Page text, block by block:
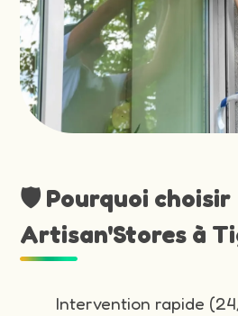
🛡️ Pourquoi choisir
Artisan'Stores à
Intervention rapide